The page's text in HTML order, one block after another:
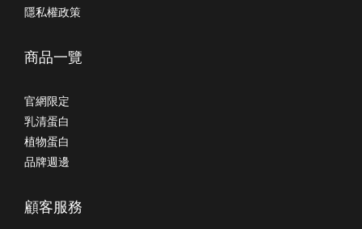
隱私權政策
商品一覽
官網限定
乳清蛋白
植物蛋白
品牌週邊
顧客服務